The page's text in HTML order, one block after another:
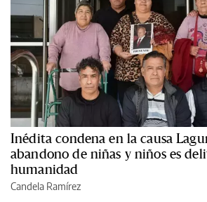
Inédita condena en la causa
abandono de niñas y niños es
humanidad
Candela Ramírez